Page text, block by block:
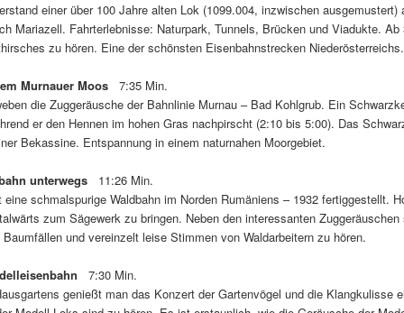
einer über 100 Jahre alten Lok (1099.004, inzwischen
Mariazell. Fahrterlebnisse: Naturpark, Tunnels, Brücken und Viadukte.
zu hören. Eine der schönsten Eisenbahnstrecken Niederösterreichs.
Murnauer Moos7:35 Min.
die Zuggeräusche der Bahnlinie Murnau – Bad Kohlgrub. Ein
er den Hennen im hohen Gras nachpirscht (2:10 bis 5:00). Das
Bekassine. Entspannung in einem naturnahen Moorgebiet.
unterwegs11:26 Min.
eine schmalspurige Waldbahn im Norden Rumäniens – 1932 fertiggestellt.
zum Sägewerk zu bringen. Neben den interessanten
und vereinzelt leise Stimmen von Waldarbeitern zu hören.
7:30 Min.
genießt man das Konzert der Gartenvögel und die Klangkulisse